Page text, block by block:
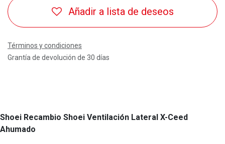
Añadir a lista de deseos
Términos y condiciones
Grantía de devolución de 30 días
Shoei Recambio Shoei Ventilación Lateral X-Ceed
Ahumado